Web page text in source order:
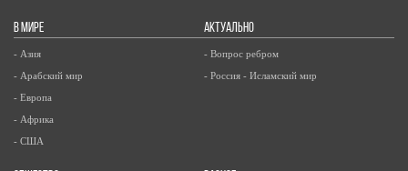
В МИРЕ
- Азия
- Арабский мир
- Европа
- Африка
- США
АКТУАЛЬНО
- Вопрос ребром
- Россия - Исламский мир